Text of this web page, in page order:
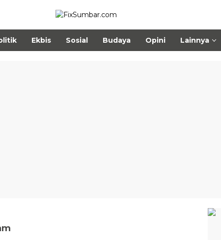
Ekbis Sosial Budaya Opini Lainnya